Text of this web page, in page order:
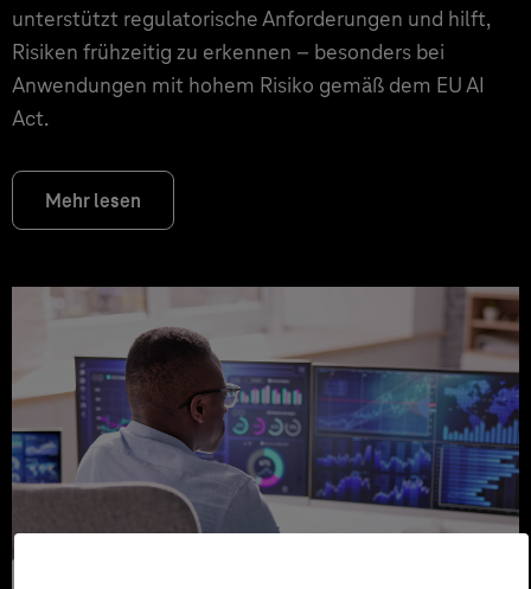
unterstützt regulatorische Anforderungen und hilft,
Risiken frühzeitig zu erkennen – besonders bei
Anwendungen mit hohem Risiko gemäß dem EU AI
Act.
Mehr lesen